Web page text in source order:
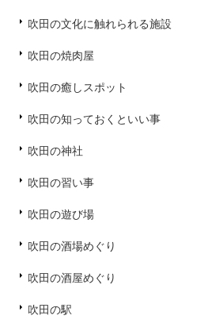
吹田の文化に触れられる施設
吹田の焼肉屋
吹田の癒しスポット
吹田の知っておくといい事
吹田の神社
吹田の習い事
吹田の遊び場
吹田の酒場めぐり
吹田の酒屋めぐり
吹田の駅